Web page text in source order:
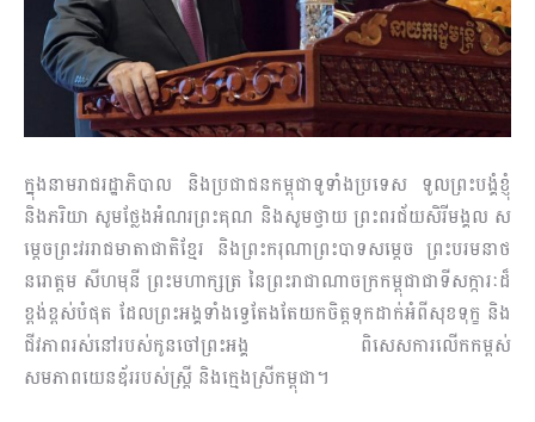
ក្នុងនាមរាជរដ្ឋាភិបាល និងប្រជាជនកម្ពុជាទូទាំងប្រទេស ទូលព្រះបង្គំខ្ញុំ
និងភរិយា សូមថ្លែងអំណរព្រះគុណ និងសូមថ្វាយ ព្រះពរជ័យសិរីមង្គល ស
ម្តេចព្រះវររាជមាតាជាតិខ្មែរ និងព្រះករុណាព្រះបាទសម្តេច ព្រះបរមនាថ
នរោត្តម សីហមុនី ព្រះមហាក្សត្រ នៃព្រះរាជាណាចក្រកម្ពុជាជាទីសក្ការៈដ៏
ខ្ពង់ខ្ពស់បំផុត ដែលព្រះអង្គទាំងទ្វេតែងតែយកចិត្តទុកដាក់អំពីសុខទុក្ខ និង
ជីវភាពរស់នៅរបស់កូនចៅព្រះអង្គ ពិសេសការលើកកម្ពស់
សមភាពយេនឌ័ររបស់ស្ត្រី និងក្មេងស្រីកម្ពុជា។